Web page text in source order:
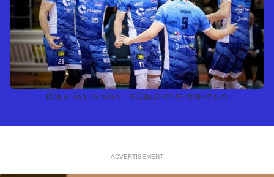
[写真]=Lega Pallavolo ※写真は2025年2月3日のもの
ADVERTISEMENT